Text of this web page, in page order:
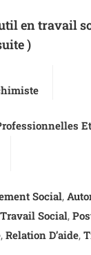
en travail
)
Social,
Social,
, Relation D’aide,